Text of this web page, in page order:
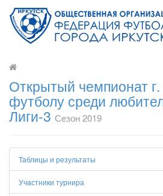
Открытый чемпионат
футболу среди
Лиги-3 Сезон 2019
Таблицы и результаты
Участники турнира